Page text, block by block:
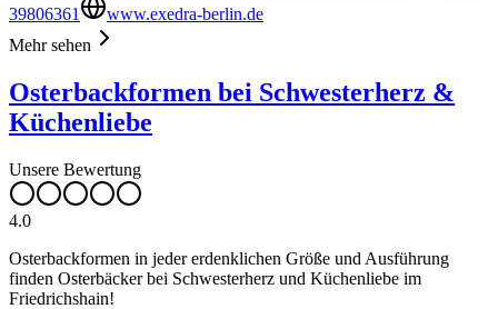
39806361
www.exedra-berlin.de
Mehr sehen
Osterbackformen bei Schwesterherz &
Küchenliebe
Unsere Bewertung
4.0
Osterbackformen in jeder erdenklichen Größe und Ausführung
finden Osterbäcker bei Schwesterherz und Küchenliebe im
Friedrichshain!